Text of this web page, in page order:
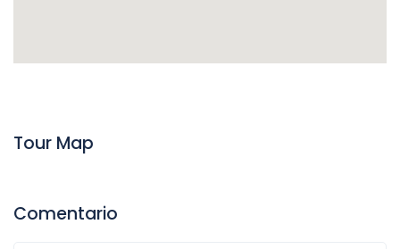
Tour Map
Comentario